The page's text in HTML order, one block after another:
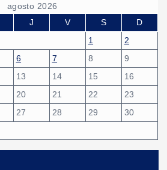
agosto 2026
J V S
D
1
2
6 7 8
9
13 14 15
16
20 21 22
23
27 28 29
30